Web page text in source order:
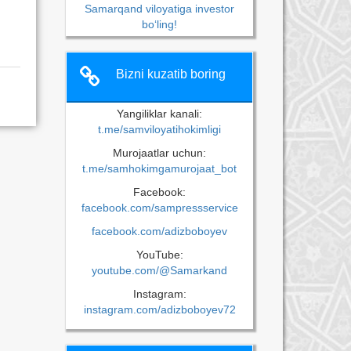
Samarqand viloyatiga investor
bo‘ling!
Bizni kuzatib boring
Yangiliklar kanali:
t.me/samviloyatihokimligi
Murojaatlar uchun:
t.me/samhokimgamurojaat_bot
Facebook:
facebook.com/sampressservice
facebook.com/adizboboyev
YouTube:
youtube.com/@Samarkand
Instagram:
instagram.com/adizboboyev72